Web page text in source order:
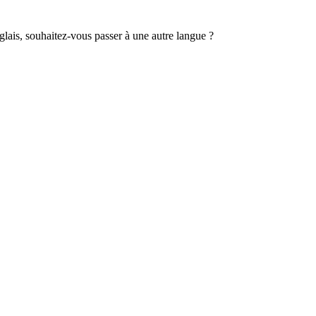
souhaitez-vous passer à une autre langue ?